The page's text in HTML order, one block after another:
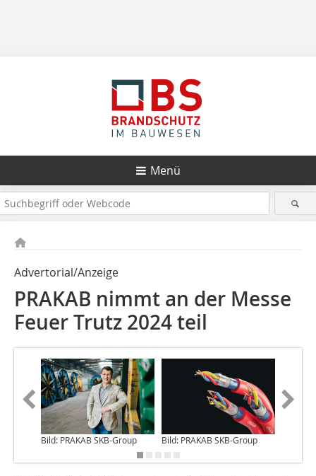
Menü
Advertorial/Anzeige
PRAKAB nimmt an der Messe
Feuer Trutz 2024 teil
Bild: PRAKAB SKB-Group Bild: PRAKAB SKB-Group